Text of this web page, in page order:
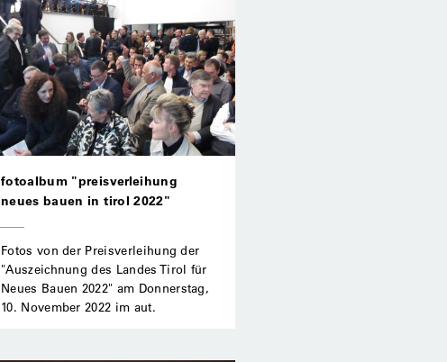
fotoalbum "preisverleihung
neues bauen in tirol 2022"
Fotos von der Preisverleihung der
"Auszeichnung des Landes Tirol für
Neues Bauen 2022" am Donnerstag,
10. November 2022 im aut.